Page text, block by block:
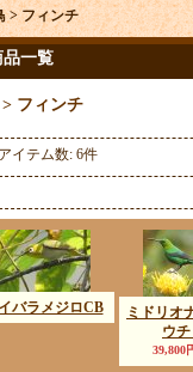
> フィンチ
品一覧
フィンチ
イテム数: 6件
バラメジロCB
ミドリオ
ウ
39,800